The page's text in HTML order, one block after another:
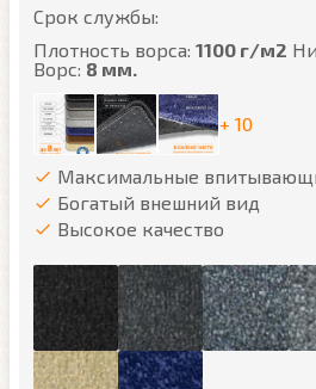
Срок службы:
Плотность ворса: 1100 г/м2
Ворс: 8 мм.
+ 10
Максимальные
Богатый внешний вид
Высокое качество